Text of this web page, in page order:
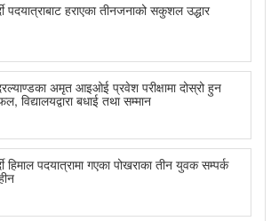
पदयात्राबाट हराएका तीनजनाको सकुशल उद्धार
अमृत आइओई प्रवेश परीक्षामा दोस्रो हुन
विद्यालयद्वारा बधाई तथा सम्मान
हिमाल पदयात्रामा गएका पोखराका तीन युवक सम्पर्क